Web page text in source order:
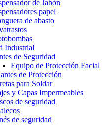
de Jabón
papel
de abasto
Industrial
de Seguridad
Equipo de Protección Facial
de Protección
para Soldar
y Capas Impermeables
de seguridad
de seguridad